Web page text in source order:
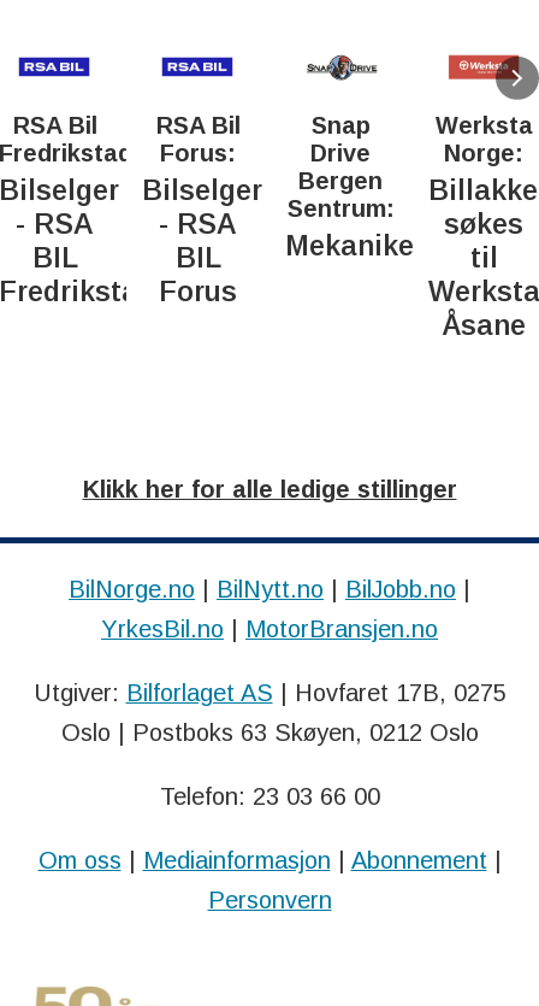
RSA Bil
Fredrikstad:
Bilselger
- RSA
BIL
Fredrikstad
RSA Bil
Forus:
Bilselger
- RSA
BIL
Forus
Snap
Drive
Bergen
Sentrum:
Mekaniker
Werksta
Norge:
søkes
til
Åsane
Klikk her for alle ledige stillinger
BilNorge.no BilNytt.no BilJobb.no
YrkesBil.no
MotorBransjen.no
Utgiver: Bilforlaget AS | Hovfaret 17B, 0275
Oslo | Postboks 63 Skøyen, 0212 Oslo
Telefon: 23 03 66 00
Om oss Mediainformasjon Abonnement|
Personvern